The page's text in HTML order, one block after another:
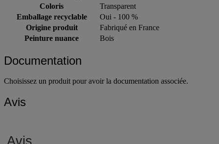
Coloris
Transparent
Emballage recyclable
Oui - 100 %
Origine produit
Fabriqué en France
Peinture nuance
Bois
Documentation
Choisissez un produit pour avoir la documentation associée.
Avis